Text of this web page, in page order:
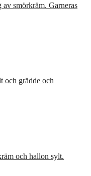
smörkräm. Garneras
och grädde och
och hallon sylt.